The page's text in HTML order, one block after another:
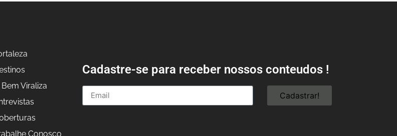
Bem Viraliza
Conosco
Cadastre-se para receber nossos conteudos !
Cadastrar!